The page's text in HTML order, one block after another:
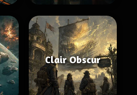
Clair Obscur